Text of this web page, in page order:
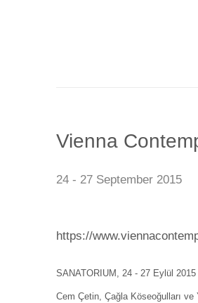
Vienna
24 - 27 September 2015
https://
SANATORIUM, 24 - 27 Eylül
Cem Çetin, Çağla Köseoğulları ve